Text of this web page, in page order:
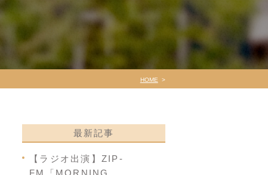
シーズーの皮膚病
フレンチブルドッグの皮膚病
症状別
HOME
最新記事
【ラジオ出演】ZIP-
FM「MORNING